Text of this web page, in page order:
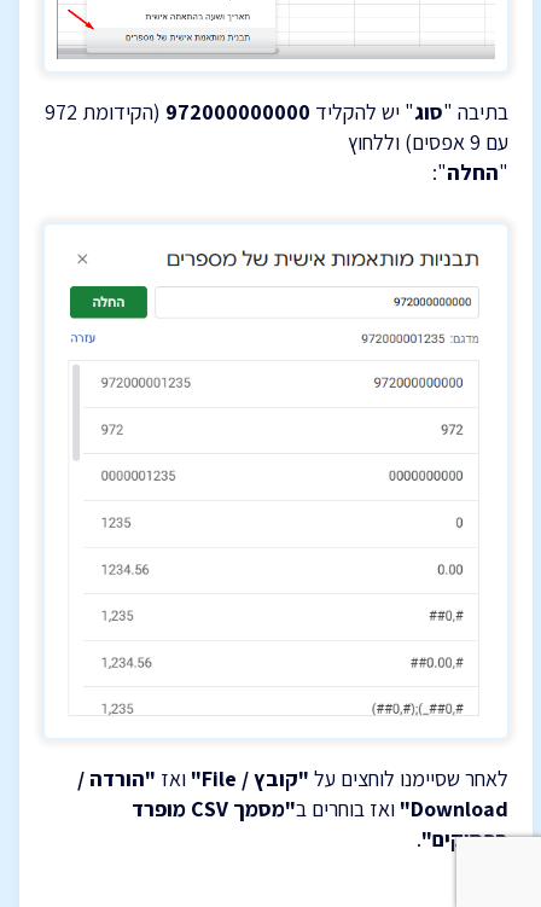
בתיבה "סוג" יש להקליד 972000000000
(הקידומת 972
עם 9 אפסים) וללחוץ
"החלה":
לאחר שסיימנו לוחצים על "קובץ / File" ואז "הורדה /
Download"
ואז בוחרים ב
"מסמך CSV מופרד
בפסיקים".